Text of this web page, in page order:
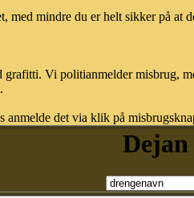
med mindre du er helt sikker på at
Vi politianmelder misbrug,
det via klik på
Dejan